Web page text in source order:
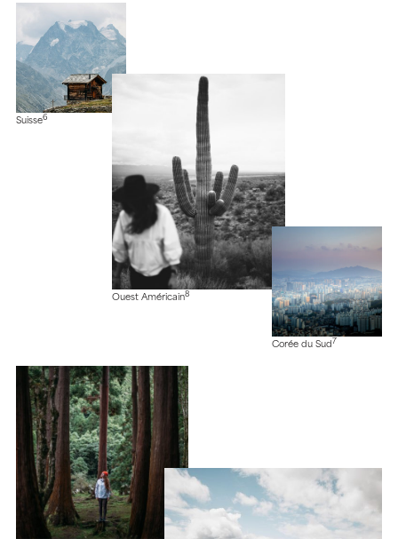
Suisse6
Ouest Américain8
Corée du Sud 7